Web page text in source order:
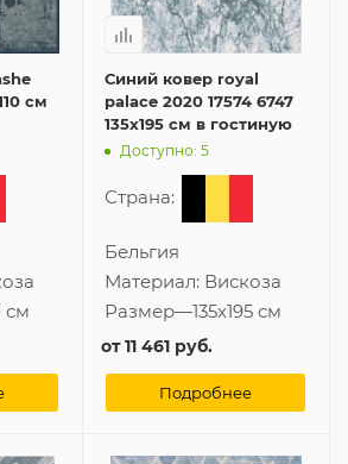
см
см
Синий ковер royal
palace 2020 17574 6747
135x195 см в гостиную
Доступно: 5
Страна:
Бельгия
Материал: Вискоза
Размер—135x195 см
от11 461 руб.
Подробнее